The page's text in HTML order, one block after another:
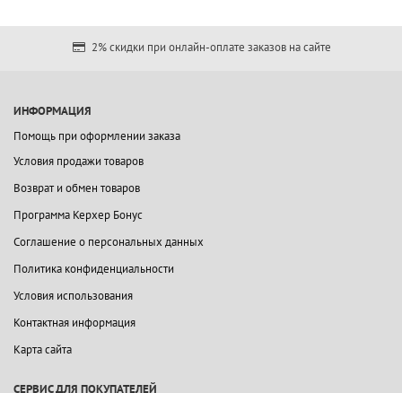
2% скидки при онлайн-оплате заказов на сайте
ИНФОРМАЦИЯ
Помощь при оформлении заказа
Условия продажи товаров
Возврат и обмен товаров
Программа Керхер Бонус
Соглашение о персональных данных
Политика конфиденциальности
Условия использования
Контактная информация
Карта сайта
СЕРВИС ДЛЯ ПОКУПАТЕЛЕЙ